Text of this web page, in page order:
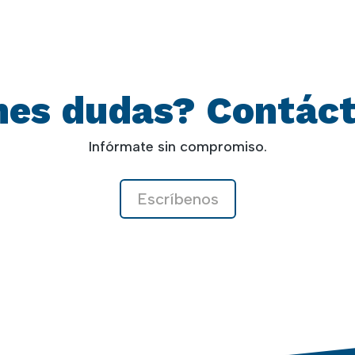
dudas?
Infórmate sin compromiso.
Escríbenos